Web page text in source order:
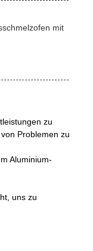
mit
zu
Problemen zu
Aluminium-
uns zu